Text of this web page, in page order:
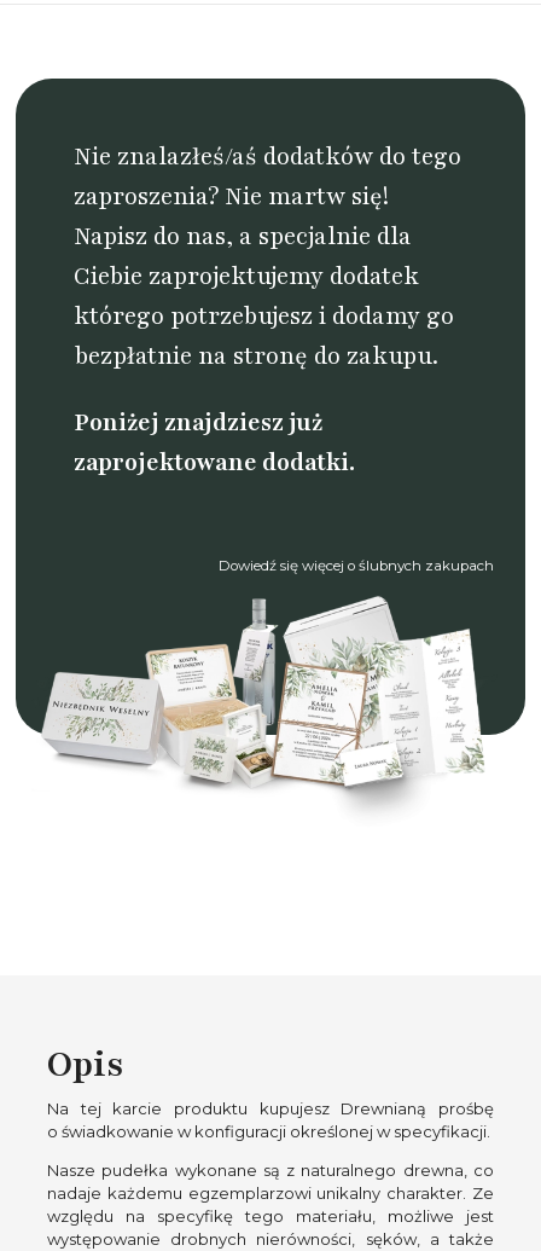
Nie znalazłeś/aś dodatków do tego
zaproszenia? Nie martw się!
Napisz do nas, a specjalnie dla
Ciebie zaprojektujemy dodatek
którego potrzebujesz i dodamy go
bezpłatnie na stronę do zakupu.
Poniżej znajdziesz już
zaprojektowane dodatki.
Dowiedź się więcej o ślubnych zakupach
Opis
Na tej karcie produktu kupujesz Drewnianą prośbę
o świadkowanie w konfiguracji określonej w specyfikacji.
Nasze pudełka wykonane są z naturalnego drewna, co
nadaje każdemu egzemplarzowi unikalny charakter. Ze
względu na specyfikę tego materiału, możliwe jest
występowanie drobnych nierówności, sęków, a także